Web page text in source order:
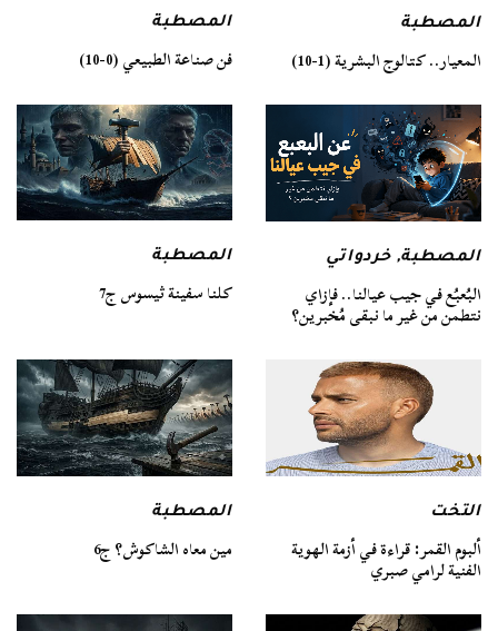
المصطبة
المعيار.. كتالوج البشرية (1-10)
المصطبة
فن صناعة الطبيعي (0-10)
المصطبة,خردواتي
البُعبُع في جيب عيالنا.. فإزاي
نتطمن من غير ما نبقى مُخبرين؟
المصطبة
كلنا سفينة ثيسوس ج7
التخت
ألبوم القمر: قراءة في أزمة الهوية
الفنية لرامي صبري
المصطبة
مين معاه الشاكوش؟ ج6